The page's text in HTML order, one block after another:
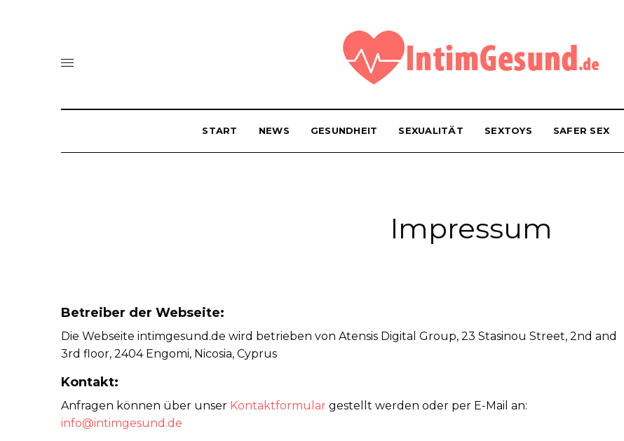
START NEWS GESUNDHEIT SEXUALITÄT SEXTOYS SAFER SEX
Impressum
Betreiber der Webseite:
Die Webseite intimgesund.de wird betrieben von Atensis Digital Group, 23 Stasinou Street, 2nd and
3rd floor, 2404 Engomi, Nicosia, Cyprus
Kontakt:
Anfragen können über unser Kontaktformular gestellt werden oder per E-Mail an:
info@intimgesund.de